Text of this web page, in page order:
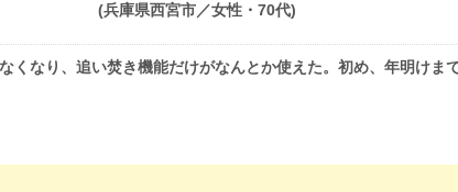
(兵庫県西宮市／女性・70代)
くなり、追い焚き機能だけがなんとか使えた。初め、年明け